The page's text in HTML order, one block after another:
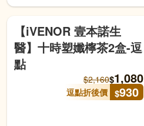
【iVENOR 壹本諾生
醫】十時塑孅檸茶2盒-逗
點
$2,160$1,080
逗點折後價 $930